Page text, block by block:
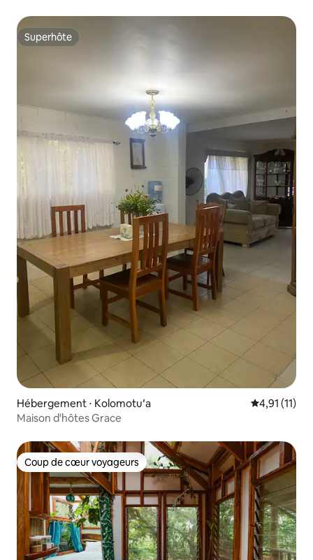
Superhôte
Superhôte
Hébergement ⋅ Kolomotuʻa Évaluation
4,91 (11)
Maison d'hôtes Grace
Coup de cœur voyageurs
Coup de cœur voyageurs